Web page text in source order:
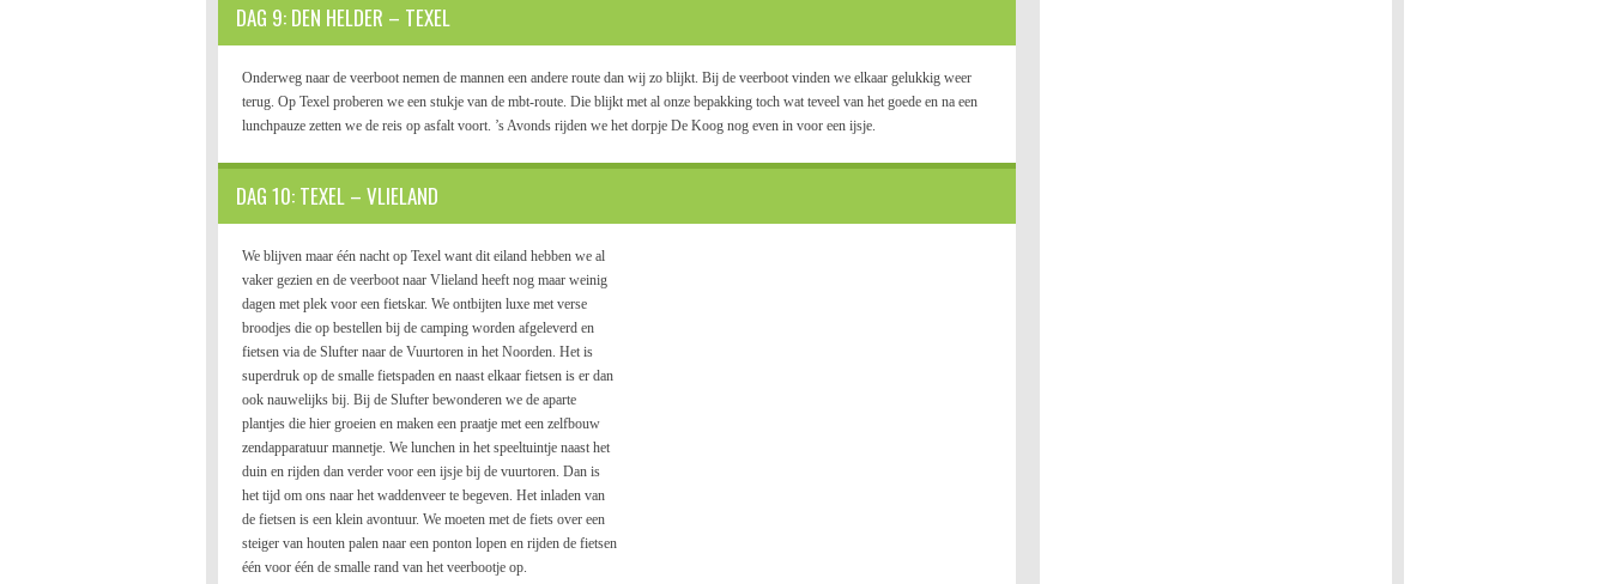
DAG 9: DEN HELDER – TEXEL
Onderweg naar de veerboot nemen de mannen een andere route dan wij zo blijkt. Bij de veerboot vinden we elkaar gelukkig weer
terug. Op Texel proberen we een stukje van de mbt-route. Die blijkt met al onze bepakking toch wat teveel van het goede en na een
lunchpauze zetten we de reis op asfalt voort. ’s Avonds rijden we het dorpje De Koog nog even in voor een ijsje.
DAG 10: TEXEL – VLIELAND
We blijven maar één nacht op Texel want dit eiland hebben we al
vaker gezien en de veerboot naar Vlieland heeft nog maar weinig
dagen met plek voor een fietskar. We ontbijten luxe met verse
broodjes die op bestellen bij de camping worden afgeleverd en
fietsen via de Slufter naar de Vuurtoren in het Noorden. Het is
superdruk op de smalle fietspaden en naast elkaar fietsen is er dan
ook nauwelijks bij. Bij de Slufter bewonderen we de aparte
plantjes die hier groeien en maken een praatje met een zelfbouw
zendapparatuur mannetje. We lunchen in het speeltuintje naast het
duin en rijden dan verder voor een ijsje bij de vuurtoren. Dan is
het tijd om ons naar het waddenveer te begeven. Het inladen van
de fietsen is een klein avontuur. We moeten met de fiets over een
steiger van houten palen naar een ponton lopen en rijden de fietsen
één voor één de smalle rand van het veerbootje op.